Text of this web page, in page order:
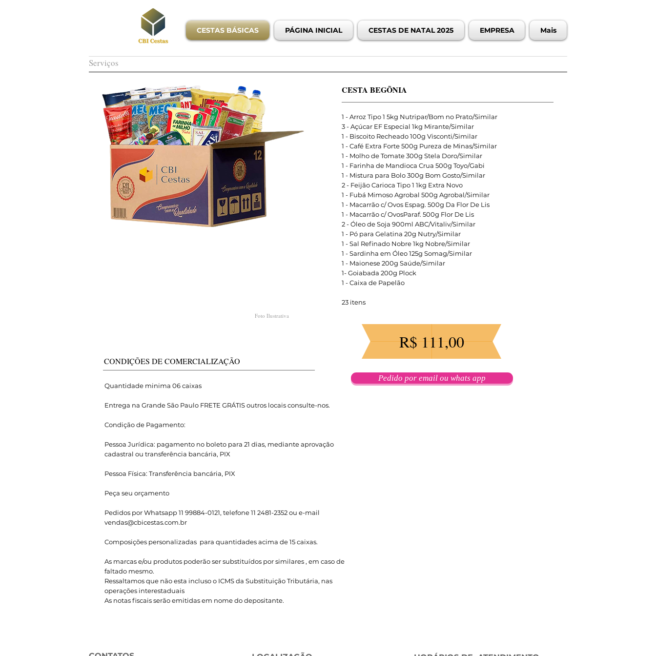
CESTAS BÁSICAS PÁGINA INICIAL CESTAS DE NATAL 2025 EMPRESA Mais
Serviços
CESTA BEGÕNIA
1 - Arroz Tipo 1 5kg Nutripar/Bom no Prato/Similar
3 - Açúcar EF Especial 1kg Mirante/Similar
1 - Biscoito Recheado 100g Visconti/Similar
1 - Café Extra Forte 500g Pureza de Minas/Similar
1 - Molho de Tomate 300g Stela Doro/Similar
1 - Farinha de Mandioca Crua 500g Toyo/Gabi
1 - Mistura para Bolo 300g Bom Gosto/Similar
2 - Feijão Carioca Tipo 1 1kg Extra Novo
1 - Fubá Mimoso Agrobal 500g Agrobal/Similar
1 - Macarrão c/ Ovos Espag. 500g Da Flor De Lis
1 - Macarrão c/ OvosParaf. 500g Flor De Lis
2 - Óleo de Soja 900ml ABC/Vitaliv/Similar
1 - Pó para Gelatina 20g Nutry/Similar
1 - Sal Refinado Nobre 1kg Nobre/Similar
1 - Sardinha em Óleo 125g Somag/Similar
1 - Maionese 200g Saúde/Similar
1- Goiabada 200g Plock
1 - Caixa de Papelão
23 itens
Foto Ilustrativa
CONDIÇÕES DE COMERCIALIZAÇÃO
R$ 111,00
Pedido por email ou whats app
Quantidade minima 06 caixas
Entrega na Grande São Paulo FRETE GRÁTIS outros locais consulte-nos.
​Condição de Pagamento:
Pessoa Jurídica: pagamento no boleto para 21 dias, mediante aprovação
cadastral ou transferência bancária, PIX
Pessoa Física: Transferência bancária, PIX
Peça seu orçamento
Pedidos por Whatsapp 11 99884-0121, telefone 11 2481-2352 ou e-mail
vendas@cbicestas.com.br
Composições personalizadas para quantidades acima de 15 caixas.
As marcas e/ou produtos poderão ser substituídos por similares , em caso de
faltado mesmo.
Ressaltamos que não esta incluso o ICMS da Substituição Tributária, nas
operações interestaduais
As notas fiscais serão emitidas em nome do depositante.